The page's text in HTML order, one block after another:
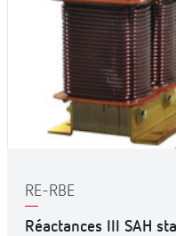
RE-RBE
Réactances III SAH